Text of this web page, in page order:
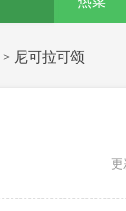
> 尼可拉可颂